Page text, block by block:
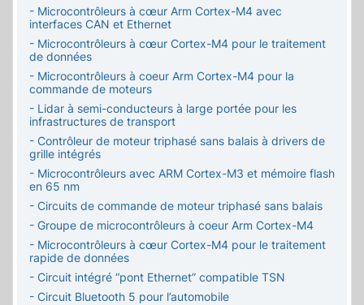
- Microcontrôleurs à cœur Arm Cortex-M4 avec
interfaces CAN et Ethernet
- Microcontrôleurs à cœur Cortex-M4 pour le traitement
de données
- Microcontrôleurs à coeur Arm Cortex-M4 pour la
commande de moteurs
- Lidar à semi-conducteurs à large portée pour les
infrastructures de transport
- Contrôleur de moteur triphasé sans balais à drivers de
grille intégrés
- Microcontrôleurs avec ARM Cortex-M3 et mémoire flash
en 65 nm
- Circuits de commande de moteur triphasé sans balais
- Groupe de microcontrôleurs à coeur Arm Cortex-M4
- Microcontrôleurs à cœur Cortex-M4 pour le traitement
rapide de données
- Circuit intégré “pont Ethernet” compatible TSN
- Circuit Bluetooth 5 pour l’automobile